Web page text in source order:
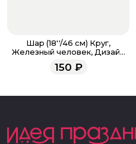
Шар (18''/46 см) Круг,
Железный человек, Дизайн
150 ₽